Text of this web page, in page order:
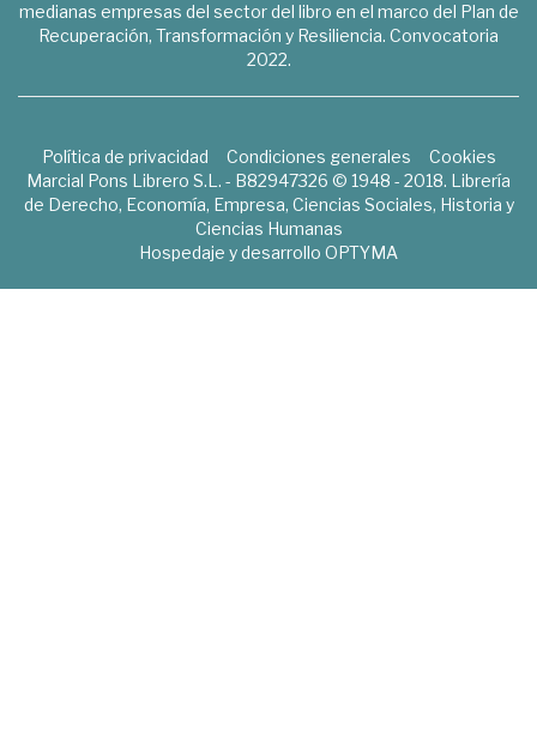
medianas empresas del sector del libro en el marco del Plan de
Recuperación, Transformación y Resiliencia. Convocatoria
2022.
Política de privacidad Condiciones generales
Cookies
Marcial Pons Librero S.L. - B82947326 © 1948 - 2018. Librería
de Derecho, Economía, Empresa, Ciencias Sociales, Historia y
Ciencias Humanas
Hospedaje y desarrollo OPTYMA